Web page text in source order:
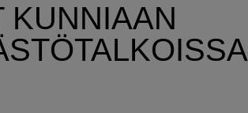
KUNNIAAN